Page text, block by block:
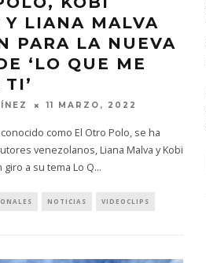
Y LIANA MALVA
PARA LA NUEVA
‘LO QUE ME
11 MARZO, 2022
como El Otro Polo, se ha
venezolanos, Liana Malva y Kobi
a su tema Lo Q...
NOTICIAS VIDEOCLIPS